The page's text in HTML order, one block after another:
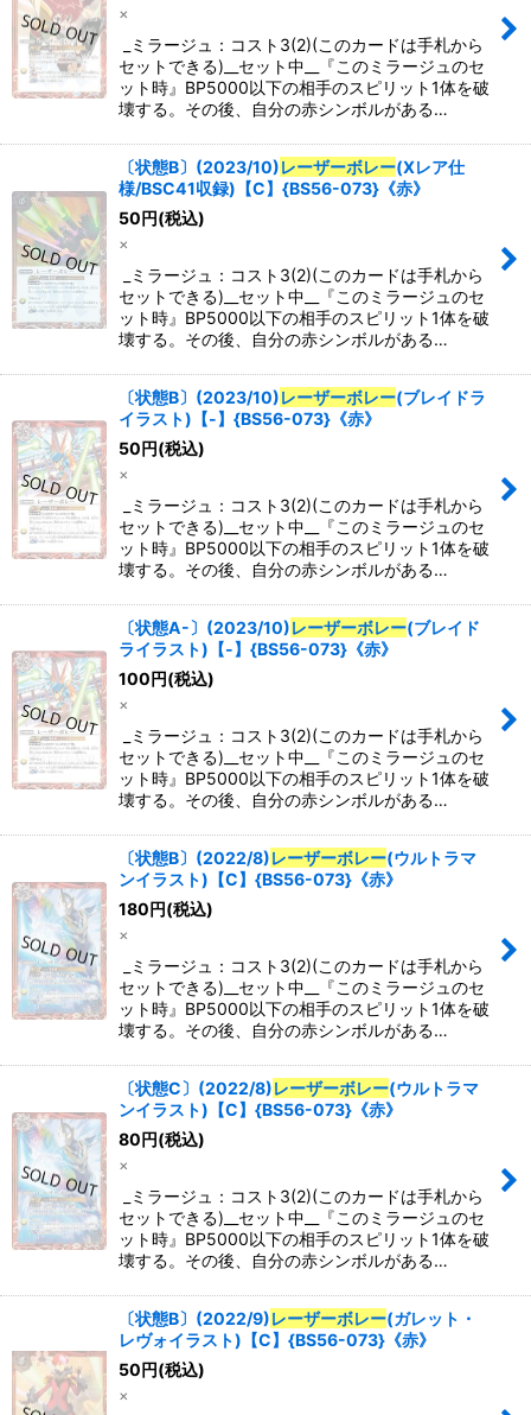
×
_ミラージュ：コスト3(2)(このカードは手札から
セットできる)__セット中__『このミラージュのセ
ット時』BP5000以下の相手のスピリット1体を破
壊する。その後、自分の赤シンボルがある…
〔状態B〕(2023/10)レーザーボレー(Xレア仕
様/BSC41収録)【C】{BS56-073}《赤》
50 円(税込)
×
_ミラージュ：コスト3(2)(このカードは手札から
セットできる)__セット中__『このミラージュのセ
ット時』BP5000以下の相手のスピリット1体を破
壊する。その後、自分の赤シンボルがある…
〔状態B〕(2023/10)レーザーボレー(ブレイドラ
イラスト)【-】{BS56-073}《赤》
50 円(税込)
×
_ミラージュ：コスト3(2)(このカードは手札から
セットできる)__セット中__『このミラージュのセ
ット時』BP5000以下の相手のスピリット1体を破
壊する。その後、自分の赤シンボルがある…
〔状態A-〕(2023/10)レーザーボレー(ブレイド
ライラスト)【-】{BS56-073}《赤》
100 円(税込)
×
_ミラージュ：コスト3(2)(このカードは手札から
セットできる)__セット中__『このミラージュのセ
ット時』BP5000以下の相手のスピリット1体を破
壊する。その後、自分の赤シンボルがある…
〔状態B〕(2022/8)レーザーボレー(ウルトラマ
ンイラスト)【C】{BS56-073}《赤》
180 円(税込)
×
_ミラージュ：コスト3(2)(このカードは手札から
セットできる)__セット中__『このミラージュのセ
ット時』BP5000以下の相手のスピリット1体を破
壊する。その後、自分の赤シンボルがある…
〔状態C〕(2022/8)レーザーボレー(ウルトラマ
ンイラスト)【C】{BS56-073}《赤》
80 円(税込)
×
_ミラージュ：コスト3(2)(このカードは手札から
セットできる)__セット中__『このミラージュのセ
ット時』BP5000以下の相手のスピリット1体を破
壊する。その後、自分の赤シンボルがある…
〔状態B〕(2022/9)レーザーボレー(ガレット・
レヴォイラスト)【C】{BS56-073}《赤》
50 円(税込)
×